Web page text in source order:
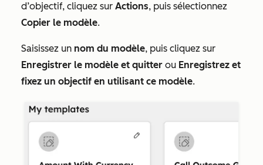
d’objectif, cliquez sur Actions, puis sélectionnez
Copier le modèle.
Saisissez un nom du modèle, puis cliquez sur
Enregistrer le modèle et quitter ou Enregistrez et
fixez un objectif en utilisant ce modèle.